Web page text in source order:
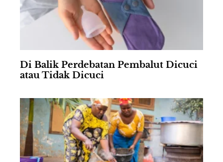
Di Balik Perdebatan Pembalut Dicuci
atau Tidak Dicuci